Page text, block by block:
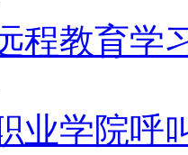
程教育学
业学院呼